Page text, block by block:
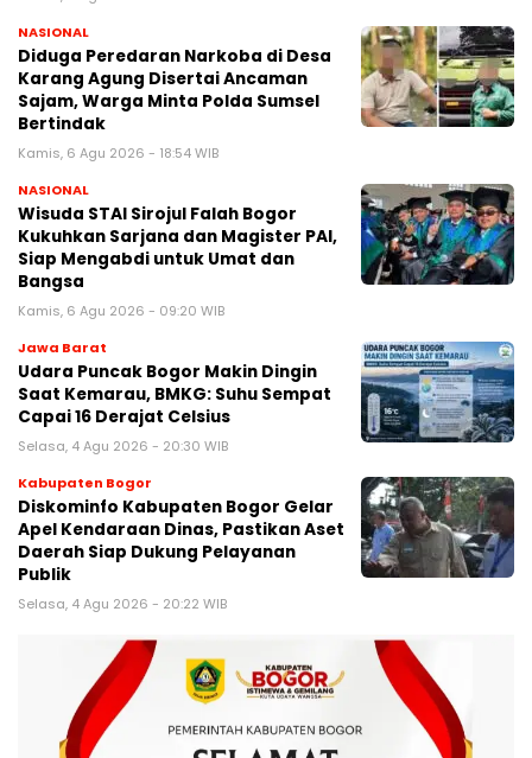
NASIONAL
Diduga Peredaran Narkoba di Desa
Karang Agung Disertai Ancaman
Sajam, Warga Minta Polda Sumsel
Bertindak
Kamis, 6 Agu 2026 - 18:54 WIB
NASIONAL
Wisuda STAI Sirojul Falah Bogor
Kukuhkan Sarjana dan Magister PAI,
Siap Mengabdi untuk Umat dan
Bangsa
Kamis, 6 Agu 2026 - 09:20 WIB
Jawa Barat
Udara Puncak Bogor Makin Dingin
Saat Kemarau, BMKG: Suhu Sempat
Capai 16 Derajat Celsius
Selasa, 4 Agu 2026 - 20:30 WIB
Kabupaten Bogor
Diskominfo Kabupaten Bogor Gelar
Apel Kendaraan Dinas, Pastikan Aset
Daerah Siap Dukung Pelayanan
Publik
Selasa, 4 Agu 2026 - 20:22 WIB